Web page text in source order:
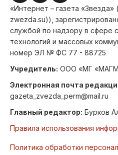
«Интернет – газета
zwezda.su)),
службой по надзору в сфере
технологий и массовых
номер ЭЛ № ФС 77 - 88725
Учредитель: ООО «МГ
Электронная почта
gazeta_zvezda_perm@mail.ru
Главный редактор: Бурков
Правила использования
Политика обработки